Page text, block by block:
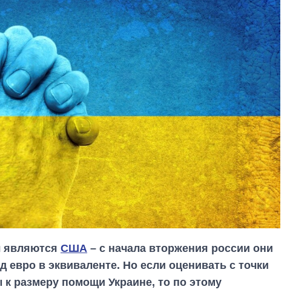
являются США – с начала вторжения россии они
в эквиваленте. Но если оценивать с точки
размеру помощи Украине, то по этому